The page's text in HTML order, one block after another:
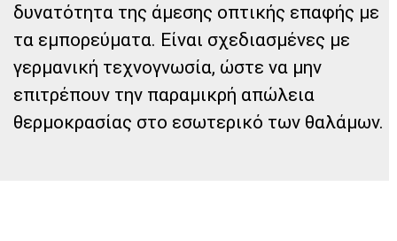
δυνατότητα της άμεσης οπτικής επαφής με
τα εμπορεύματα. Είναι σχεδιασμένες με
γερμανική τεχνογνωσία, ώστε να μην
επιτρέπουν την παραμικρή απώλεια
θερμοκρασίας στο εσωτερικό των θαλάμων.